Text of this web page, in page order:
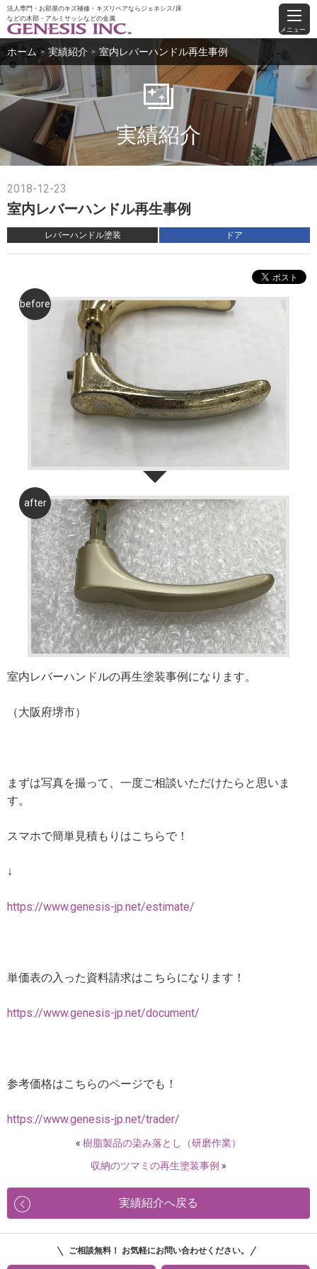
法人専門・お部屋のキズ補修・キズリペアならジェネシス/床
などの木部・アルミサッシなどの金属
メニュー
ホーム ＞ 実績紹介 ＞ 室内レバーハンドル再生事例
実績紹介
2018-12-23
室内レバーハンドル再生事例
レバーハンドル塗装 ドア
室内レバーハンドルの再生塗装事例になります。
（大阪府堺市）
まずは写真を撮って、一度ご相談いただけたらと思いま
す。
スマホで簡単見積もりはこちらで！
↓
https://www.genesis-jp.net/estimate/
単価表の入った資料請求はこちらになります！
https://www.genesis-jp.net/document/
参考価格はこちらのページでも！
https://www.genesis-jp.net/trader/
« 樹脂製品の染み落とし（研磨作業）
収納のツマミの再生塗装事例 »
実績紹介へ戻る
ご相談無料！ お気軽にお問い合わせください。